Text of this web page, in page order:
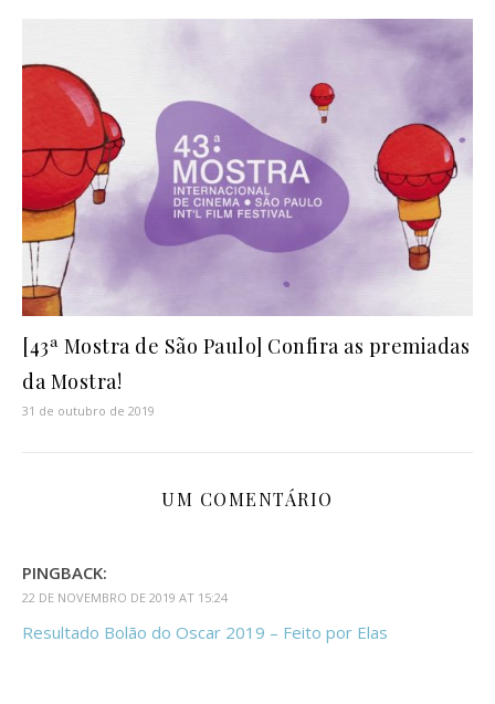
[43ª Mostra de São Paulo] Confira as premiadas
da Mostra!
31 de outubro de 2019
UM COMENTÁRIO
PINGBACK:
22 DE NOVEMBRO DE 2019 AT 15:24
Resultado Bolão do Oscar 2019 – Feito por Elas